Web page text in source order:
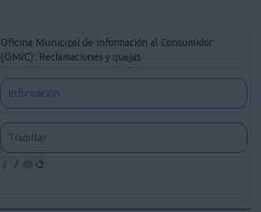
Oficina Municipal de Información al Consumidor
(OMIC): Reclamaciones y quejas
Información
Tramitar